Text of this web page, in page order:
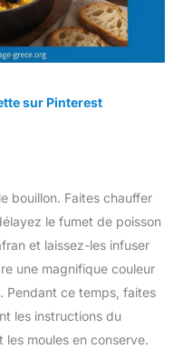
sur Pinterest
bouillon. Faites chauffer
le fumet de poisson
et laissez-les infuser
une magnifique couleur
Pendant ce temps, faites
les instructions du
moules en conserve.